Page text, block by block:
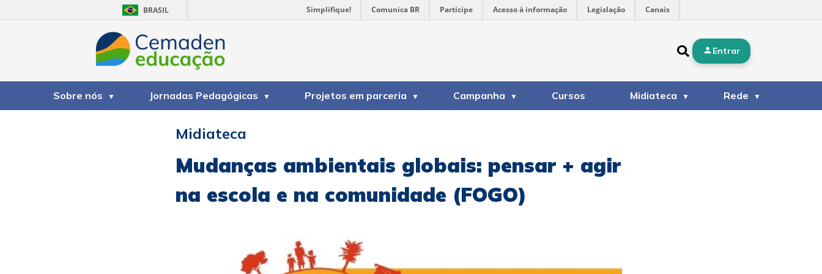
BRASIL Simplifique! Comunica BR Participe Acesso à informação Legislação Canais
Entrar
Sobre nós Jornadas Pedagógicas Projetos em parceria Campanha Cursos Midiateca Rede
Midiateca
Mudanças ambientais globais: pensar + agir
na escola e na comunidade (FOGO)